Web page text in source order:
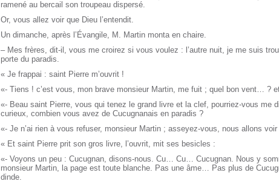
ramené au bercail son troupeau dispersé.
Or, vous allez voir que Dieu l’entendit.
Un dimanche, après l’Évangile, M. Martin monta en chaire.
– Mes frères, dit-il, vous me croirez si vous voulez : l’autre nuit, je me suis
porte du paradis.
« Je frappai : saint Pierre m’ouvrit !
«- Tiens ! c’est vous, mon brave monsieur Martin, me fuit ; quel bon vent… ?
«- Beau saint Pierre, vous qui tenez le grand livre et la clef, pourriez-vous me
curieux, combien vous avez de Cucugnanais en paradis ?
«- Je n’ai rien à vous refuser, monsieur Martin ; asseyez-vous, nous allons
« Et saint Pierre prit son gros livre, l’ouvrit, mit ses besicles :
«- Voyons un peu : Cucugnan, disons-nous. Cu… Cu… Cucugnan. Nous y
monsieur Martin, la page est toute blanche. Pas une âme… Pas plus de
dinde.